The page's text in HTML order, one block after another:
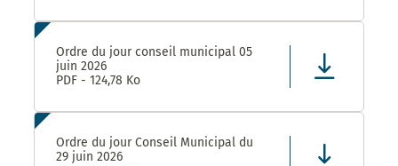
Ordre du jour conseil municipal 05
juin 2026
PDF - 124,78 Ko
Ordre du jour Conseil Municipal du
29 juin 2026